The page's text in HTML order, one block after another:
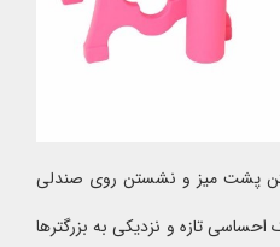
پشت میز و نشستن روی صندلی
تازه و نزدیکی به بزرگترها